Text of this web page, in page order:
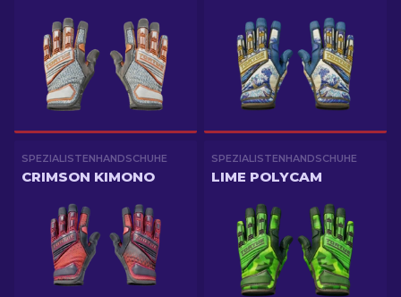
SPEZIALISTENHANDSCHUHE
CRIMSON KIMONO
SPEZIALISTENHANDSCHUHE
LIME POLYCAM